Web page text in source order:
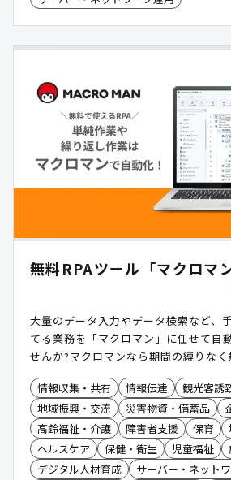
無料RPAツール「マクロマン
大量のデータ入力やデータ検索など、
てる業務を「マクロマン」に任せて自
せんか?マクロマンなら期間の縛りなく
用できます。
情報収集・共有
情報伝達
観光客誘
地域振興・交流
災害物資・備蓄品
高齢福祉・介護
障害者支援 保育
ヘルスケア
保健・衛生 児童福祉
デジタル人材育成
サーバー・ネット